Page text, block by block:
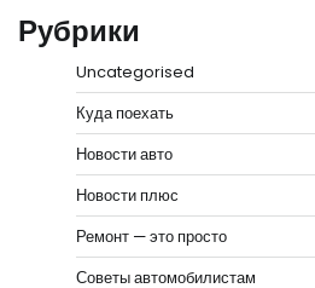
Рубрики
Uncategorised
Куда поехать
Новости авто
Новости плюс
Ремонт — это просто
Советы автомобилистам